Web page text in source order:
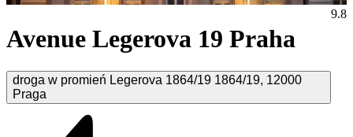
Avenue Legerova 19 Praha
droga w promień Legerova 1864/19 1864/19, 12000
Praga
9.8